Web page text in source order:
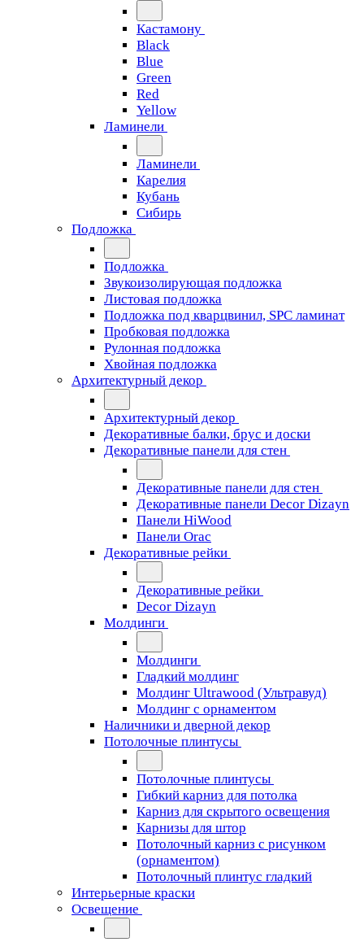
Кастамону
Black
Blue
Green
Red
Yellow
Ламинели
Ламинели
Карелия
Кубань
Сибирь
Подложка
Подложка
Звукоизолирующая подложка
Листовая подложка
Подложка под кварцвинил, SPC ламинат
Пробковая подложка
Рулонная подложка
Хвойная подложка
Архитектурный декор
Архитектурный декор
Декоративные балки, брус и доски
Декоративные панели для стен
Декоративные панели для стен
Декоративные панели Decor Dizayn
Панели HiWood
Панели Orac
Декоративные рейки
Декоративные рейки
Decor Dizayn
Молдинги
Молдинги
Гладкий молдинг
Молдинг Ultrawood (Ультравуд)
Молдинг с орнаментом
Наличники и дверной декор
Потолочные плинтусы
Потолочные плинтусы
Гибкий карниз для потолка
Карниз для скрытого освещения
Карнизы для штор
Потолочный карниз с рисунком
(орнаментом)
Потолочный плинтус гладкий
Интерьерные краски
Освещение